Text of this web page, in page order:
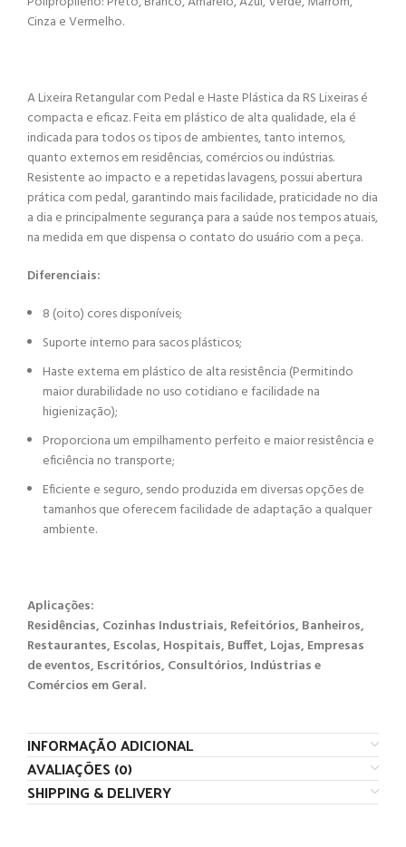
Cinza e Vermelho.
A Lixeira Retangular com Pedal e Haste Plástica da RS Lixeiras é
compacta e eficaz. Feita em plástico de alta qualidade, ela é
indicada para todos os tipos de ambientes, tanto internos,
quanto externos em residências, comércios ou indústrias.
Resistente ao impacto e a repetidas lavagens, possui abertura
prática com pedal, garantindo mais facilidade, praticidade no dia
a dia e principalmente segurança para a saúde nos tempos atuais,
na medida em que dispensa o contato do usuário com a peça.
Diferenciais:
8 (oito) cores disponíveis;
Suporte interno para sacos plásticos;
Haste externa em plástico de alta resistência (Permitindo
maior durabilidade no uso cotidiano e facilidade na
higienização);
Proporciona um empilhamento perfeito e maior resistência e
eficiência no transporte;
Eficiente e seguro, sendo produzida em diversas opções de
tamanhos que oferecem facilidade de adaptação a qualquer
ambiente.
Aplicações:
Residências, Cozinhas Industriais, Refeitórios, Banheiros,
Restaurantes, Escolas, Hospitais, Buffet, Lojas, Empresas
de eventos, Escritórios, Consultórios, Indústrias e
Comércios em Geral.
INFORMAÇÃO ADICIONAL
AVALIAÇÕES (0)
SHIPPING & DELIVERY